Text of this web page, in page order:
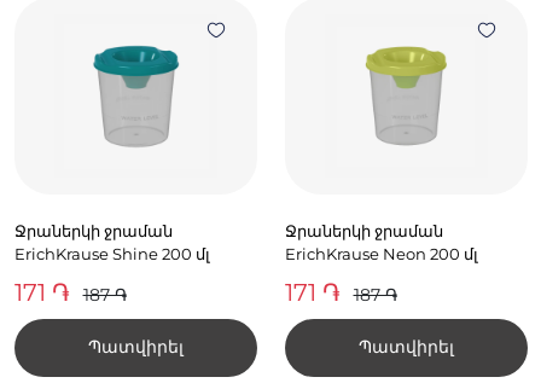
Ջրաներկի ջրաման
ErichKrause Shine 200 մլ
171 ֏ 187 ֏
Պատվիրել
Ջրաներկի ջրաման
ErichKrause Neon 200 մլ
171 ֏ 187 ֏
Պատվիրել